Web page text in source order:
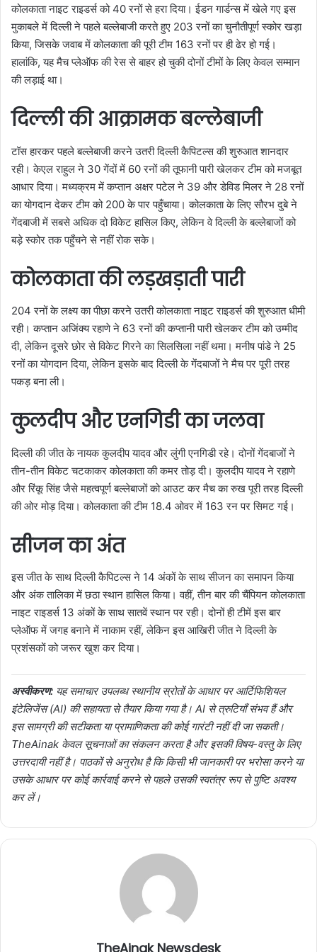
कोलकाता नाइट राइडर्स को 40 रनों से हरा दिया। ईडन गार्डन्स में खेले गए इस
मुकाबले में दिल्ली ने पहले बल्लेबाजी करते हुए 203 रनों का चुनौतीपूर्ण स्कोर खड़ा
किया, जिसके जवाब में कोलकाता की पूरी टीम 163 रनों पर ही ढेर हो गई।
हालांकि, यह मैच प्लेऑफ की रेस से बाहर हो चुकी दोनों टीमों के लिए केवल सम्मान
की लड़ाई था।
दिल्ली की आक्रामक बल्लेबाजी
टॉस हारकर पहले बल्लेबाजी करने उतरी दिल्ली कैपिटल्स की शुरुआत शानदार
रही। केएल राहुल ने 30 गेंदों में 60 रनों की तूफानी पारी खेलकर टीम को मजबूत
आधार दिया। मध्यक्रम में कप्तान अक्षर पटेल ने 39 और डेविड मिलर ने 28 रनों
का योगदान देकर टीम को 200 के पार पहुँचाया। कोलकाता के लिए सौरभ दुबे ने
गेंदबाजी में सबसे अधिक दो विकेट हासिल किए, लेकिन वे दिल्ली के बल्लेबाजों को
बड़े स्कोर तक पहुँचने से नहीं रोक सके।
कोलकाता की लड़खड़ाती पारी
204 रनों के लक्ष्य का पीछा करने उतरी कोलकाता नाइट राइडर्स की शुरुआत धीमी
रही। कप्तान अजिंक्य रहाणे ने 63 रनों की कप्तानी पारी खेलकर टीम को उम्मीद
दी, लेकिन दूसरे छोर से विकेट गिरने का सिलसिला नहीं थमा। मनीष पांडे ने 25
रनों का योगदान दिया, लेकिन इसके बाद दिल्ली के गेंदबाजों ने मैच पर पूरी तरह
पकड़ बना ली।
कुलदीप और एनगिडी का जलवा
दिल्ली की जीत के नायक कुलदीप यादव और लुंगी एनगिडी रहे। दोनों गेंदबाजों ने
तीन-तीन विकेट चटकाकर कोलकाता की कमर तोड़ दी। कुलदीप यादव ने रहाणे
और रिंकू सिंह जैसे महत्वपूर्ण बल्लेबाजों को आउट कर मैच का रुख पूरी तरह दिल्ली
की ओर मोड़ दिया। कोलकाता की टीम 18.4 ओवर में 163 रन पर सिमट गई।
सीजन का अंत
इस जीत के साथ दिल्ली कैपिटल्स ने 14 अंकों के साथ सीजन का समापन किया
और अंक तालिका में छठा स्थान हासिल किया। वहीं, तीन बार की चैंपियन कोलकाता
नाइट राइडर्स 13 अंकों के साथ सातवें स्थान पर रही। दोनों ही टीमें इस बार
प्लेऑफ में जगह बनाने में नाकाम रहीं, लेकिन इस आखिरी जीत ने दिल्ली के
प्रशंसकों को जरूर खुश कर दिया।
अस्वीकरण: यह समाचार उपलब्ध स्थानीय स्रोतों के आधार पर आर्टिफिशियल
इंटेलिजेंस (AI) की सहायता से तैयार किया गया है। AI से त्रुटियाँ संभव हैं और
इस सामग्री की सटीकता या प्रामाणिकता की कोई गारंटी नहीं दी जा सकती।
TheAinak केवल सूचनाओं का संकलन करता है और इसकी विषय-वस्तु के लिए
उत्तरदायी नहीं है। पाठकों से अनुरोध है कि किसी भी जानकारी पर भरोसा करने या
उसके आधार पर कोई कार्रवाई करने से पहले उसकी स्वतंत्र रूप से पुष्टि अवश्य
कर लें।
TheAinak Newsdesk